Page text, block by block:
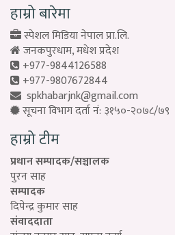
हाम्रो बारेमा
स्पेशल मिडिया नेपाल प्रा.लि.
जनकपुरधाम, मधेश प्रदेश
+977-9844126588
+977-9807672844
spkhabarjnk@gmail.com
सूचना विभाग दर्ता नं: ३१५०-२०७८/७९
हाम्रो टीम
प्रधान सम्पादक/सञ्चालक
पुरन साह
सम्पादक
दिपेन्द्र कुमार साह
संवाददाता